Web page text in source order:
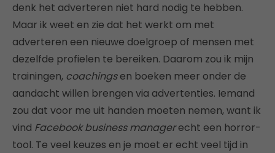
denk het adverteren niet hard nodig te hebben.
Maar ik weet en zie dat het werkt om met
adverteren een nieuwe doelgroep of mensen met
dezelfde profielen te bereiken. Daarom zou ik mijn
trainingen, coachingsen boeken meer onder de
aandacht willen brengen via advertenties. Iemand
zou dat voor me uit handen moeten nemen, want ik
vind Facebook business managerecht een horror-
tool. Te veel keuzes en je moet er echt veel tijd in